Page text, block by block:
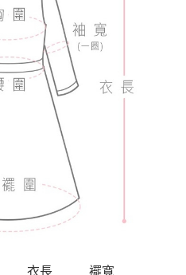
衣長
襬寬